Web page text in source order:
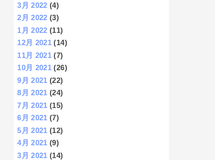
3月 2022 (4)
2月 2022 (3)
1月 2022 (11)
12月 2021 (14)
11月 2021 (7)
10月 2021 (26)
9月 2021 (22)
8月 2021 (24)
7月 2021 (15)
6月 2021 (7)
5月 2021 (12)
4月 2021 (9)
3月 2021 (14)